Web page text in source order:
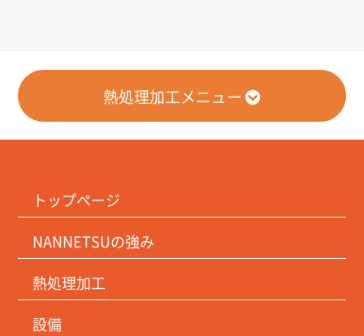
熱処理加工メニュー
トップページ
NANNETSUの強み
熱処理加工
設備